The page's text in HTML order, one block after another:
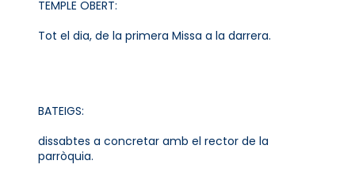
TEMPLE OBERT:
Tot el dia, de la primera Missa a la darrera.
BATEIGS:
dissabtes a concretar amb el rector de la
parròquia.